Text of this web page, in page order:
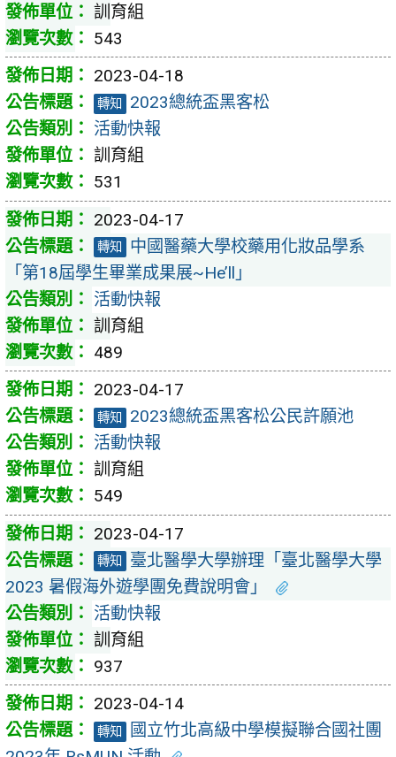
訓育組
543
2023-04-18
轉知
2023總統盃黑客松
活動快報
訓育組
531
2023-04-17
轉知
中國醫藥大學校藥用化妝品學系
「第18屆學生畢業成果展~He’ll」
活動快報
訓育組
489
2023-04-17
轉知
2023總統盃黑客松公民許願池
活動快報
訓育組
549
2023-04-17
轉知
臺北醫學大學辦理「臺北醫學大學
2023 暑假海外遊學團免費說明會」
活動快報
訓育組
937
2023-04-14
轉知
國立竹北高級中學模擬聯合國社團